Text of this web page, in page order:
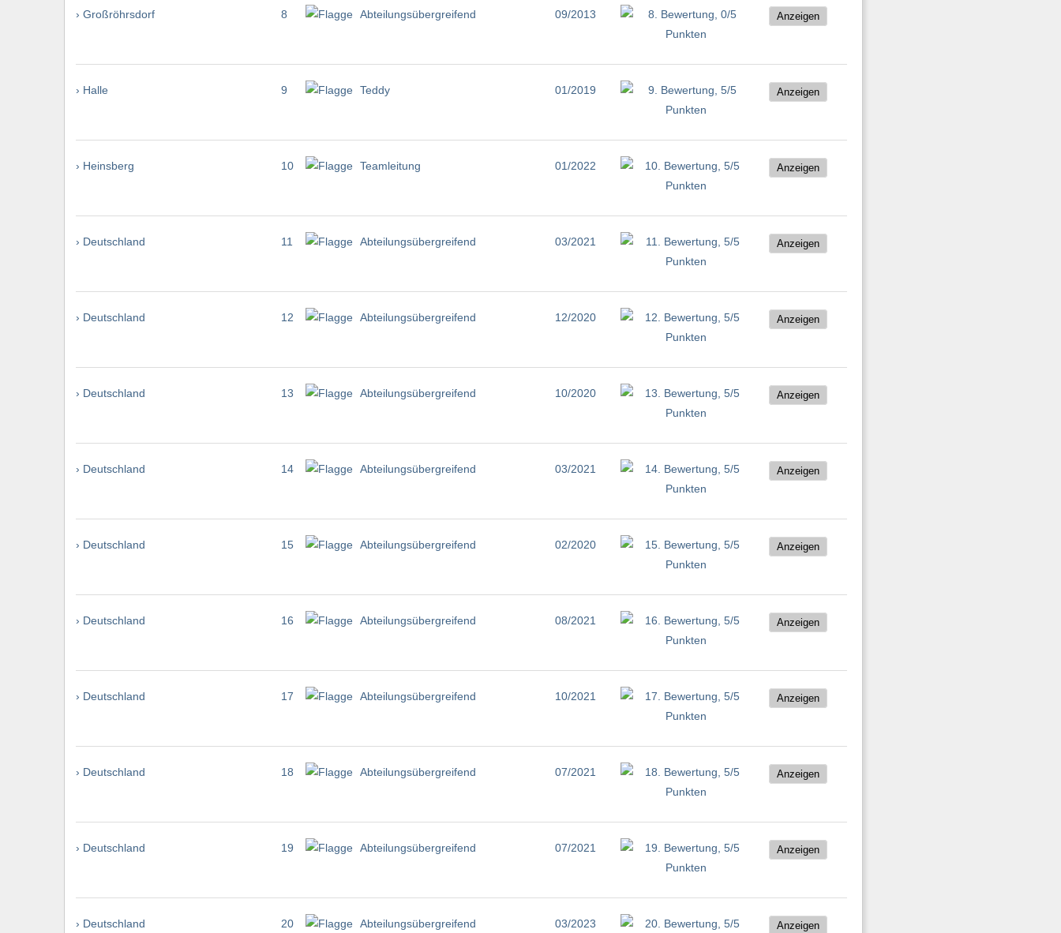
› Großröhrsdorf 8 Abteilungsübergreifend 09/2013 Anzeigen
› Halle 9 Teddy 01/2019 Anzeigen
› Heinsberg 10 Teamleitung 01/2022 Anzeigen
› Deutschland 11 Abteilungsübergreifend 03/2021 Anzeigen
› Deutschland 12 Abteilungsübergreifend 12/2020 Anzeigen
› Deutschland 13 Abteilungsübergreifend 10/2020 Anzeigen
› Deutschland 14 Abteilungsübergreifend 03/2021 Anzeigen
› Deutschland 15 Abteilungsübergreifend 02/2020 Anzeigen
› Deutschland 16 Abteilungsübergreifend 08/2021 Anzeigen
› Deutschland 17 Abteilungsübergreifend 10/2021 Anzeigen
› Deutschland 18 Abteilungsübergreifend 07/2021 Anzeigen
› Deutschland 19 Abteilungsübergreifend 07/2021 Anzeigen
› Deutschland 20 Abteilungsübergreifend 03/2023 Anzeigen